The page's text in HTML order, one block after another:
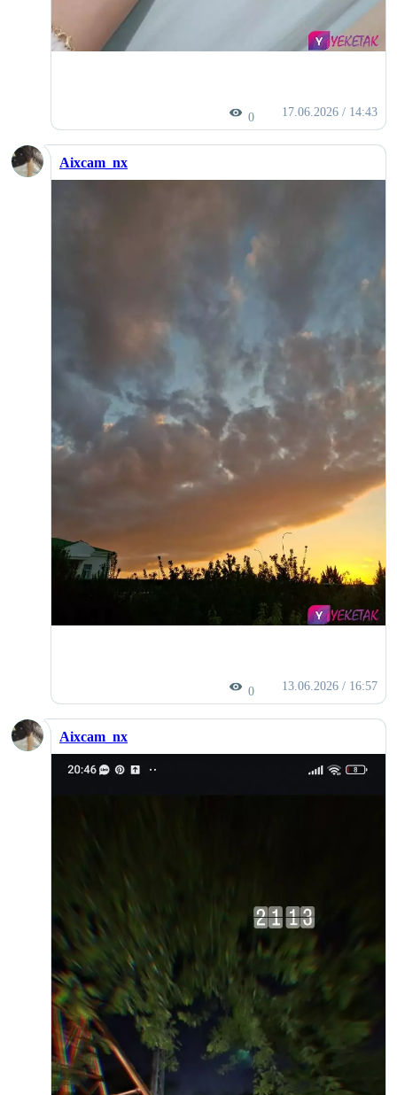
0 17.06.2026 / 14:43
Aixcam_nx
0 13.06.2026 / 16:57
Aixcam_nx